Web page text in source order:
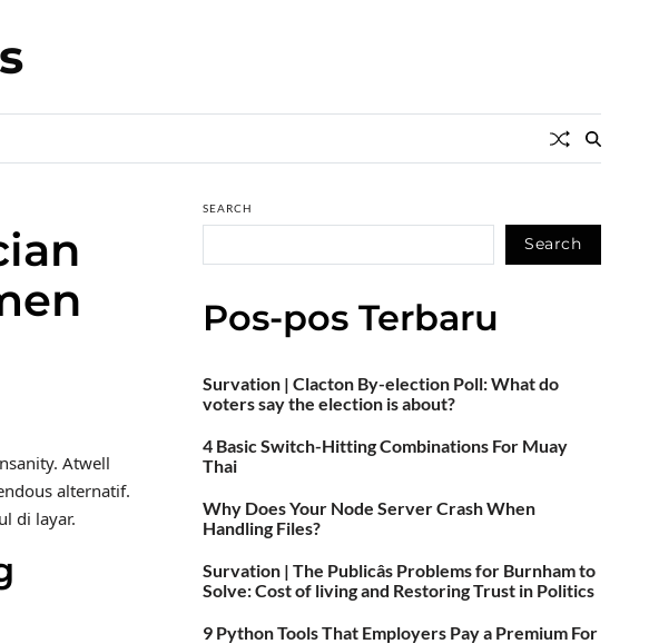
Atwell
alternatif.
di layar.
SEARCH
Search
Pos-pos Terbaru
Survation | Clacton By-election Poll: What do
voters say the election is about?
4 Basic Switch-Hitting Combinations For Muay
Thai
Why Does Your Node Server Crash When
Handling Files?
Survation | The Publicâs Problems for Burnham to
Solve: Cost of living and Restoring Trust in Politics
9 Python Tools That Employers Pay a Premium For